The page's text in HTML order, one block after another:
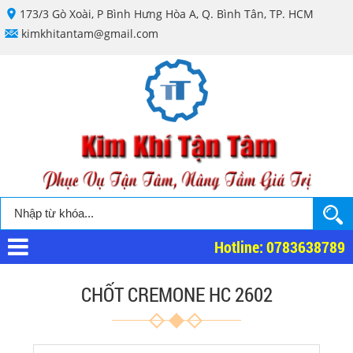
173/3 Gò Xoài, P Bình Hưng Hòa A, Q. Bình Tân, TP. HCM
kimkhitantam@gmail.com
Hotline: 0783638789
CHỐT CREMONE HC 2602